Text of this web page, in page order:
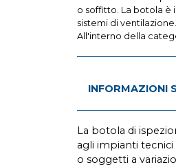
o soffitto. La botola è
sistemi di ventilazione.
All'interno della
INFORMAZIONI
La botola di
agli impianti
o soggetti a